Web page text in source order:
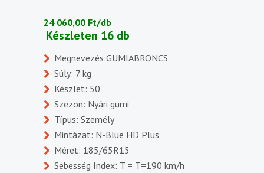
24 060,00 Ft/db
Készleten 16 db
Megnevezés:GUMIABRONCS
Súly: 7 kg
Készlet: 50
Szezon: Nyári gumi
Típus: Személy
Mintázat: N-Blue HD Plus
Méret: 185/65R15
Sebesség Index: T = T=190 km/h